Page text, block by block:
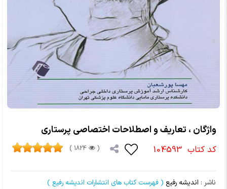
واژگان ، تعاریف و اصطلاحات اختصاصی پرستاری
کد کتاب 104593
(
1824 )
ناشر : اندیشه رفیع ( فهرست کتاب های انتشارات اندیشه رفیع )